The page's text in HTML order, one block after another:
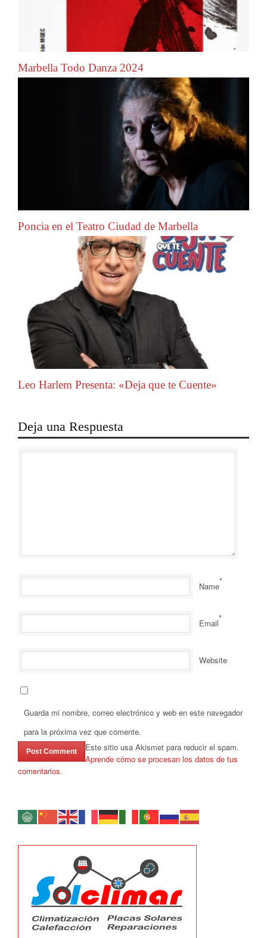
Marbella Todo Danza 2024
Poncia en el Teatro Ciudad de Marbella
Leo Harlem Presenta: «Deja que te Cuente»
Deja una Respuesta
Name*
Email*
Website
Guarda mi nombre, correo electrónico y web en este navegador
para la próxima vez que comente.
Este sitio usa Akismet para reducir el spam.
Aprende cómo se procesan los datos de tus
comentarios.